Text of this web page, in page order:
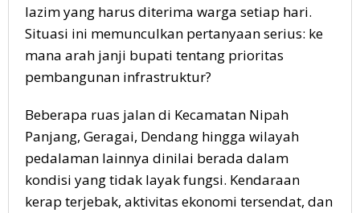
lazim yang harus diterima warga setiap hari.
Situasi ini memunculkan pertanyaan serius: ke
mana arah janji bupati tentang prioritas
pembangunan infrastruktur?
Beberapa ruas jalan di Kecamatan Nipah
Panjang, Geragai, Dendang hingga wilayah
pedalaman lainnya dinilai berada dalam
kondisi yang tidak layak fungsi. Kendaraan
kerap terjebak, aktivitas ekonomi tersendat, dan